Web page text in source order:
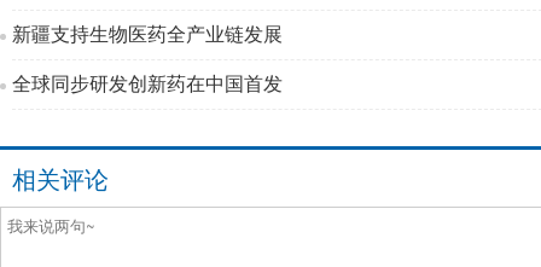
新疆支持生物医药全产业链发展
全球同步研发创新药在中国首发
相关评论